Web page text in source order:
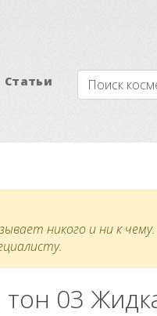
Статьи
никого и ни к чему.
03